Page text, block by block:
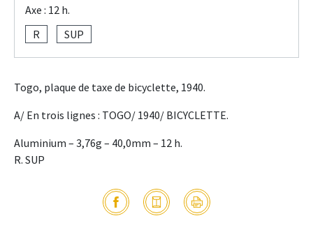
Axe : 12 h.
R
SUP
Togo, plaque de taxe de bicyclette, 1940.
A/ En trois lignes : TOGO/ 1940/ BICYCLETTE.
Aluminium – 3,76g – 40,0mm – 12 h.
R. SUP